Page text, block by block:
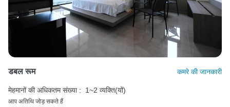
डबल रूम कमरे की जानकारी
मेहमानों की अधिकतम संख्या : 1~2 व्यक्ति(यों)
आप अतिथि जोड़ सकते हैं